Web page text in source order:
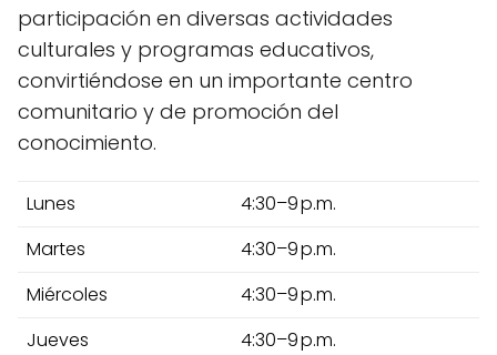
participación en diversas actividades
culturales y programas educativos,
convirtiéndose en un importante centro
comunitario y de promoción del
conocimiento.
Lunes
4:30–9 p.m.
Martes
4:30–9 p.m.
Miércoles
4:30–9 p.m.
Jueves
4:30–9 p.m.